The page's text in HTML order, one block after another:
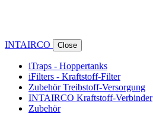
INTAIRCO Close
iTraps - Hoppertanks
iFilters - Kraftstoff-Filter
Zubehör Treibstoff-Versorgung
INTAIRCO Kraftstoff-Verbinder
Zubehör